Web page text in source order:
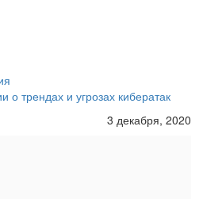
о трендах и угрозах кибератак
3 декабря, 2020